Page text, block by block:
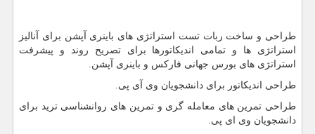
طراحی و ساخت ربات تست استراتژی های باینری آپشن برای آنالیز
استراتژی ها و تمامی اندیکاتورها برای تصریح روند و پیشرفت
استراتژی های بورس جهانی فارکس و باینری آپشن.
طراحی اندیکاتور برای دانشجویان وی آی پی.
طراحی تمرین های معامله گری و تمرین های روانشناسی ترید برای
دانشجویان وی ای پی.